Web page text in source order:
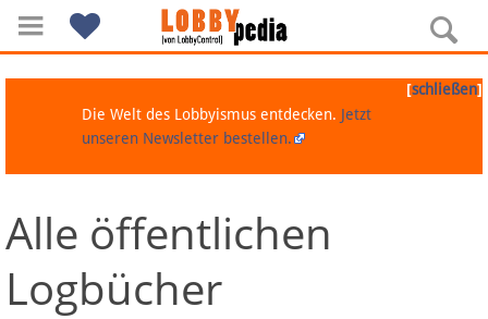
Navigation
Über Lobbypedia
[schließen]
Die Welt des Lobbyismus entdecken. Jetzt
unseren Newsletter bestellen.
Alle öffentlichen
Logbücher